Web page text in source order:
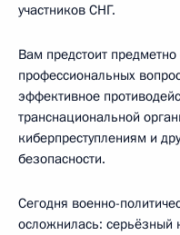
участников СНГ.
Вам предстоит
профессиональных
эффективное
транснациональной
киберпреступлениям и
безопасности.
Сегодня военно-
осложнилась: серьёзный